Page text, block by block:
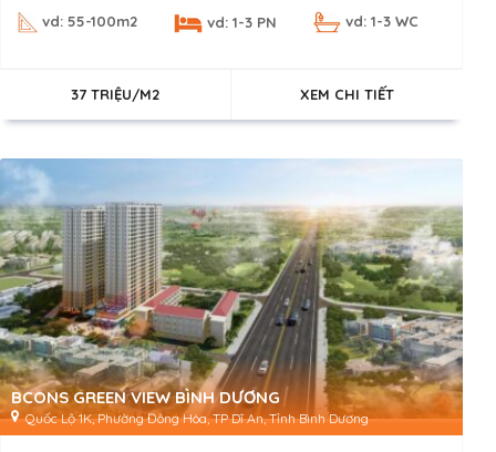
vd: 55-100m2 vd: 1-3 PN vd: 1-3 WC
37 TRIỆU/M2 XEM CHI TIẾT
BCONS GREEN VIEW BÌNH DƯƠNG
Quốc Lộ 1K, Phường Đông Hòa, TP Dĩ An, Tỉnh Bình Dương